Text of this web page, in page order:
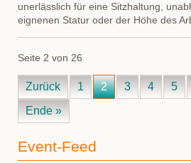
unerlässlich für eine Sitzhaltung,
eignenen Statur oder der Höhe des
Seite 2 von 26
Zurück 1 2 3 4 5
Ende »
Event-Feed